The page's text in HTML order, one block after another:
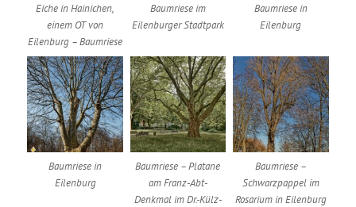
Eiche in Hainichen,
einem OT von
Eilenburg – Baumriese
Baumriese im
Eilenburger Stadtpark
Baumriese in
Eilenburg
Baumriese in
Eilenburg
Baumriese – Platane
am Franz-Abt-
Denkmal im Dr.-Külz-
Baumriese –
Schwarzpappel im
Rosarium in Eilenburg